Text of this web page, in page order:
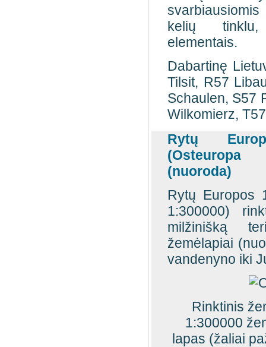
kelių tinklu,
elementais.
Dabartinę
Tilsit, R57
Schaulen, S57
Wilkomierz,
Rytų
(Osteuropa
(nuoroda)
Rytų Europos
1:300000)
milžinišką
žemėlapiai
vandenyno iki
Rinktinis
1:300000
lapas (žaliai